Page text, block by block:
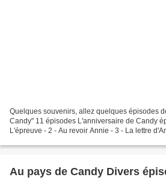
Quelques souvenirs, allez quelques épisodes
Candy" 11 épisodes L'anniversaire de Candy
L'épreuve - 2 - Au revoir Annie - 3 - La lettre
Au pays de Candy Divers